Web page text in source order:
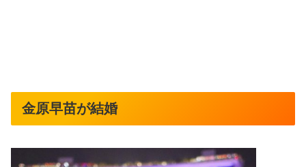
金原早苗が結婚